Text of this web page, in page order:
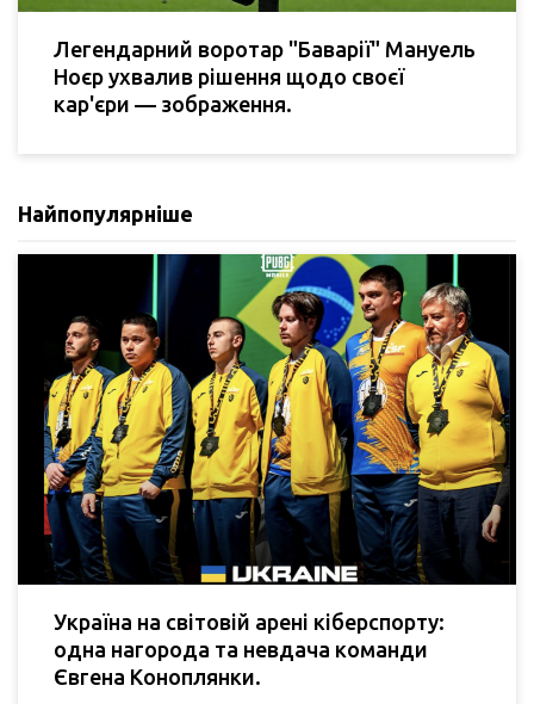
Легендарний воротар "Баварії" Мануель
Ноєр ухвалив рішення щодо своєї
кар'єри — зображення.
Найпопулярніше
Україна на світовій арені кіберспорту:
одна нагорода та невдача команди
Євгена Коноплянки.